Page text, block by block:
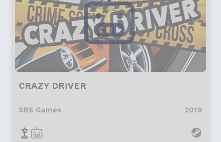
CRAZY DRIVER
SRS Games 2019